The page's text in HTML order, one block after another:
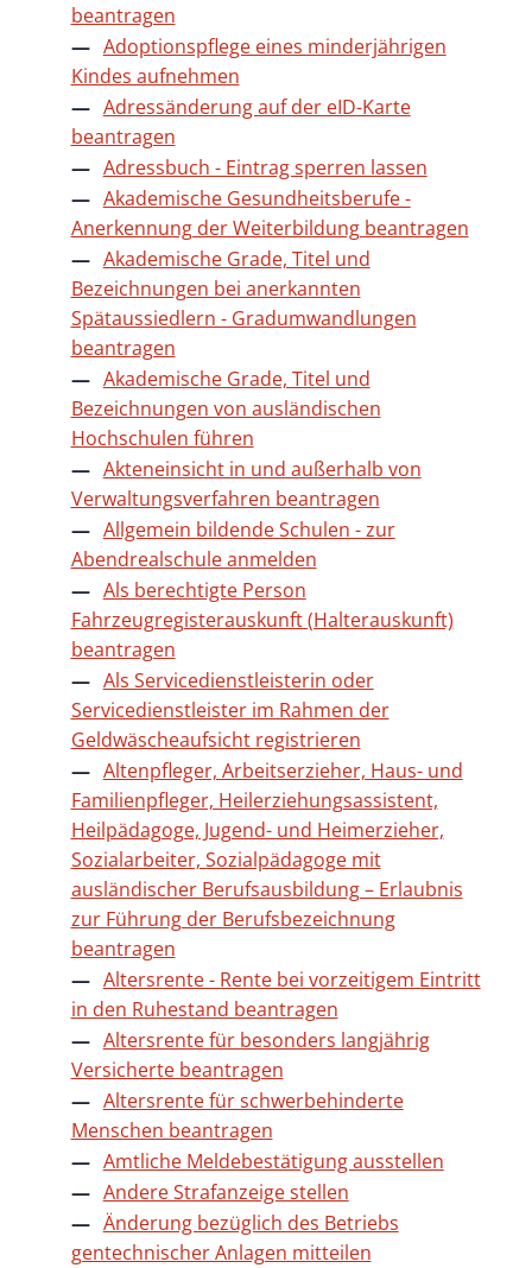
beantragen
Adoptionspflege eines minderjährigen
Kindes aufnehmen
Adressänderung auf der eID-Karte
beantragen
Adressbuch - Eintrag sperren lassen
Akademische Gesundheitsberufe -
Anerkennung der Weiterbildung beantragen
Akademische Grade, Titel und
Bezeichnungen bei anerkannten
Spätaussiedlern - Gradumwandlungen
beantragen
Akademische Grade, Titel und
Bezeichnungen von ausländischen
Hochschulen führen
Akteneinsicht in und außerhalb von
Verwaltungsverfahren beantragen
Allgemein bildende Schulen - zur
Abendrealschule anmelden
Als berechtigte Person
Fahrzeugregisterauskunft (Halterauskunft)
beantragen
Als Servicedienstleisterin oder
Servicedienstleister im Rahmen der
Geldwäscheaufsicht registrieren
Altenpfleger, Arbeitserzieher, Haus- und
Familienpfleger, Heilerziehungsassistent,
Heilpädagoge, Jugend- und Heimerzieher,
Sozialarbeiter, Sozialpädagoge mit
ausländischer Berufsausbildung – Erlaubnis
zur Führung der Berufsbezeichnung
beantragen
Altersrente - Rente bei vorzeitigem Eintritt
in den Ruhestand beantragen
Altersrente für besonders langjährig
Versicherte beantragen
Altersrente für schwerbehinderte
Menschen beantragen
Amtliche Meldebestätigung ausstellen
Andere Strafanzeige stellen
Änderung bezüglich des Betriebs
gentechnischer Anlagen mitteilen